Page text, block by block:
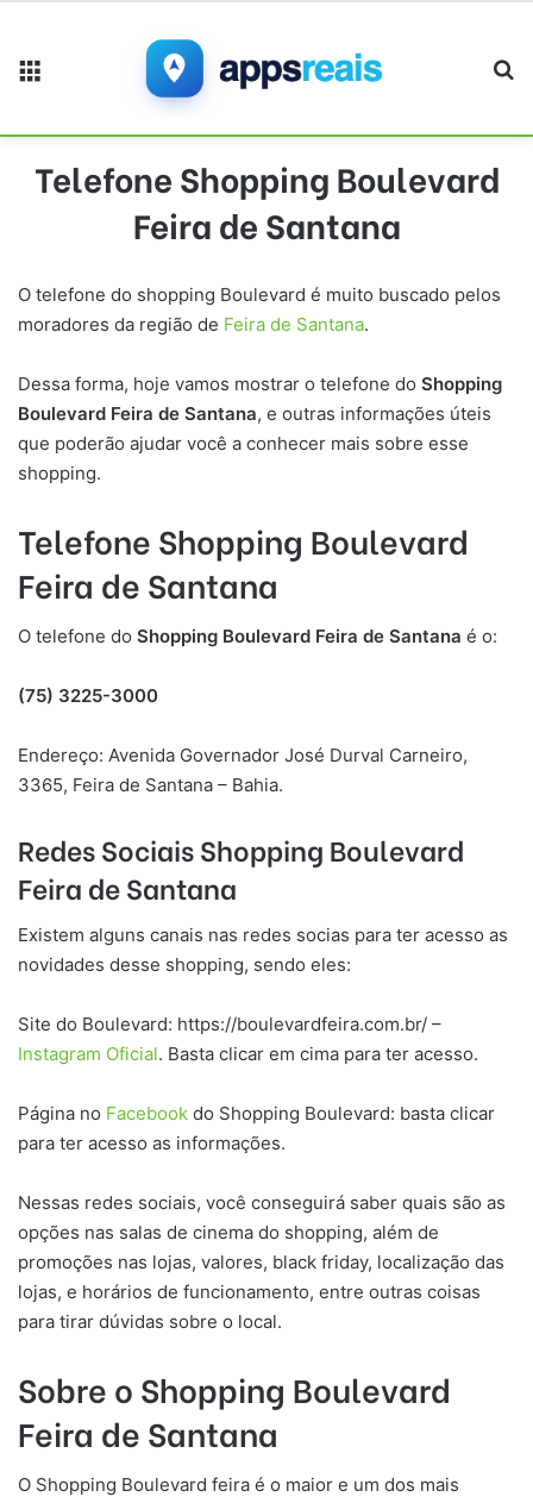
Telefone Shopping Boulevard
Feira de Santana
O telefone do shopping Boulevard é muito buscado pelos
moradores da região de Feira de Santana.
Dessa forma, hoje vamos mostrar o telefone do Shopping
Boulevard Feira de Santana, e outras informações úteis
que poderão ajudar você a conhecer mais sobre esse
shopping.
Telefone Shopping Boulevard
Feira de Santana
O telefone do Shopping Boulevard Feira de Santana é o:
(75) 3225-3000
Endereço: Avenida Governador José Durval Carneiro,
3365, Feira de Santana – Bahia.
Redes Sociais Shopping Boulevard
Feira de Santana
Existem alguns canais nas redes socias para ter acesso as
novidades desse shopping, sendo eles:
Site do Boulevard: https://boulevardfeira.com.br/ –
Instagram Oficial. Basta clicar em cima para ter acesso.
Página no Facebook do Shopping Boulevard: basta clicar
para ter acesso as informações.
Nessas redes sociais, você conseguirá saber quais são as
opções nas salas de cinema do shopping, além de
promoções nas lojas, valores, black friday, localização das
lojas, e horários de funcionamento, entre outras coisas
para tirar dúvidas sobre o local.
Sobre o Shopping Boulevard
Feira de Santana
O Shopping Boulevard feira é o maior e um dos mais